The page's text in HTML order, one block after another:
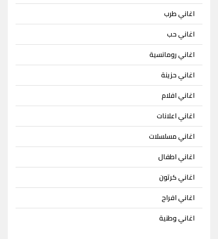
اغاني طرب
اغاني حب
اغاني رومانسية
اغاني حزينة
اغاني افلام
اغاني اعلانات
اغاني مسلسلات
اغاني اطفال
اغاني كرتون
اغاني افراح
اغاني وطنية